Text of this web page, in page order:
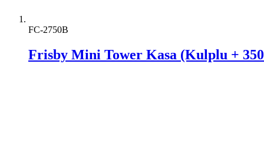
FC-2750B
Frisby Mini Tower Kasa (Kulplu +